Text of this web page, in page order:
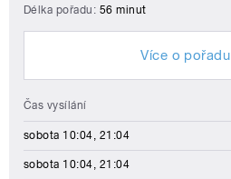
Délka pořadu: 56 minut
Více o pořadu
Čas vysílání
sobota 10:04, 21:04
sobota 10:04, 21:04